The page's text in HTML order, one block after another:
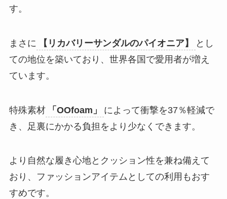
す。
まさに 【リカバリーサンダルのパイオニア】
とし
ての地位を築いており、世界各国で愛用者が増え
ています。
特殊素材 「OOfoam」
によって衝撃を37％軽減で
き、足裏にかかる負担をより少なくできます。
より自然な履き心地とクッション性を兼ね備えて
おり、ファッションアイテムとしての利用もおす
すめです。